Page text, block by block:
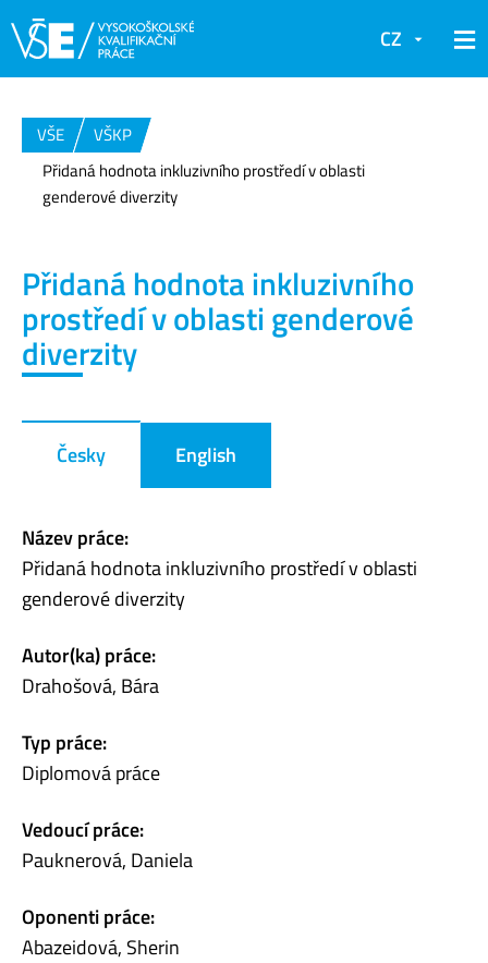
CZ
VŠE
VŠKP
Přidaná hodnota inkluzivního prostředí v oblasti
genderové diverzity
Přidaná hodnota inkluzivního
prostředí v oblasti genderové
diverzity
Česky English
Název práce:
Přidaná hodnota inkluzivního prostředí v oblasti
genderové diverzity
Autor(ka) práce:
Drahošová, Bára
Typ práce:
Diplomová práce
Vedoucí práce:
Pauknerová, Daniela
Oponenti práce:
Abazeidová, Sherin